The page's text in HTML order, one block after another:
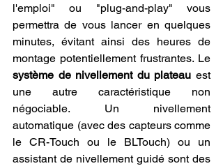
l'emploi" ou "plug-and-play" vous
permettra de vous lancer en quelques
minutes, évitant ainsi des heures de
système de nivellement du plateau est
une autre caractéristique non
négociable. Un nivellement
automatique (avec des capteurs comme
le CR-Touch ou le BLTouch) ou un
assistant de nivellement guidé sont des